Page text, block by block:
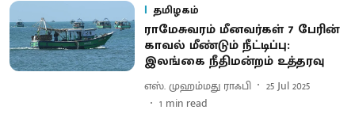
தமிழகம்
ராமேசுவரம் மீனவர்கள் 7 பேரின்
காவல் மீண்டும் நீட்டிப்பு:
இலங்கை நீதிமன்றம் உத்தரவு
எஸ். முஹம்மது ராஃபி
25 Jul 2025
1 min read